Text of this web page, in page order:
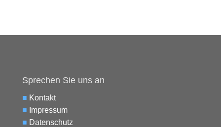
Sprechen Sie uns an
■ Kontakt
■ Impressum
■ Datenschutz